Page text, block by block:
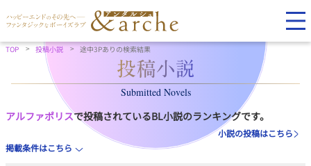
TOP 投稿小説 途中3Pありの検索結果
Submitted Novels
アルファポリスで投稿されているBL小説のランキングです。
小説の投稿はこちら
掲載条件はこちら